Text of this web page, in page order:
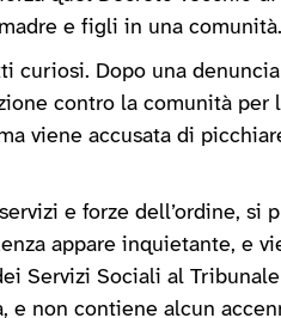
e figli in una comunità.
curiosi. Dopo una
contro la comunità per
viene accusata di
e forze dell’ordine, si
appare inquietante, e
Servizi Sociali al
e non contiene alcun